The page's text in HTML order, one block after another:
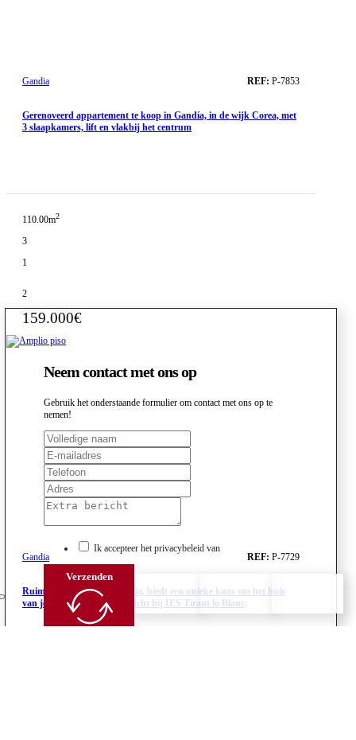
Gandia REF: P-7853
Gerenoveerd appartement te koop in Gandía, in de wijk Corea, met
3 slaapkamers, lift en vlakbij het centrum
110.00m2
3
1
2
159.000€
Gandia REF: P-7729
Ruime flat, gelegen in Gandia, biedt een unieke kans om het huis
van je dromen te creëren. Dicht bij IES Tirant lo Blanc,
Neem contact met ons op
Gebruik het onderstaande formulier om contact met ons op te
nemen!
Ik accepteer het privacybeleid van
Verzenden